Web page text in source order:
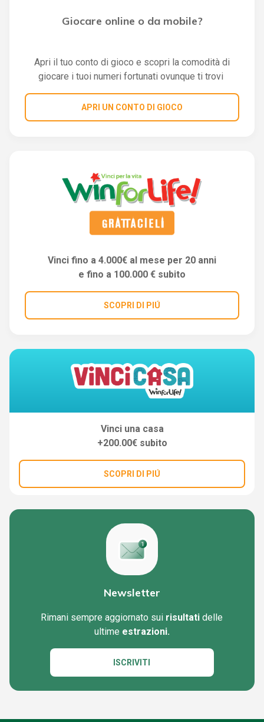
Giocare online o da mobile?
Apri il tuo conto di gioco e scopri la comodità di
giocare i tuoi numeri fortunati ovunque ti trovi
APRI UN CONTO DI GIOCO
Vinci fino a 4.000€ al mese per 20 anni
e fino a 100.000 € subito
SCOPRI DI PIÚ
Vinci una casa
+200.00€ subito
SCOPRI DI PIÚ
Newsletter
Rimani sempre aggiornato sui risultati delle
ultime estrazioni.
ISCRIVITI